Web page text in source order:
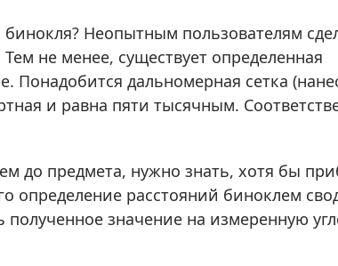
Фонари
Элементы питания, карты
Фотоловушки
Экшн-камеры
Мерч
Неопытным пользователям
не менее, существует определенная
Понадобится дальномерная сетка
и равна пяти тысячным.
до предмета, нужно знать, хотя бы
определение расстояний биноклем
значение на измеренную